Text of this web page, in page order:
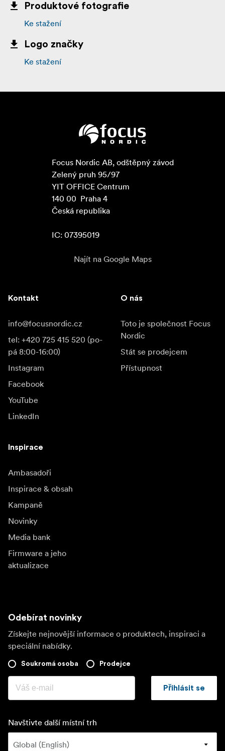
Produktové fotografie
Ke stažení
Logo značky
Ke stažení
Focus Nordic AB, odštěpný závod
Zelený pruh 95/97
YIT OFFICE Centrum
140 00  Praha 4
Česká republika
IC: 07395019
Najít na Google Maps
Kontakt
info@focusnordic.cz
tel: +420 725 415 520 (po-
pá 8:00-16:00)
Instagram
Facebook
YouTube
LinkedIn
O nás
Toto je společnost Focus
Nordic
Stát se prodejcem
Přístupnost
Inspirace
Ambasadoři
Inspirace & obsah
Kampaně
Novinky
Media bank
Firmware a jeho
aktualizace
Odebírat novinky
Získejte nejnovější informace o produktech, inspiraci a
speciální nabídky.
Soukromá osoba Prodejce
Přihlásit se
Navštivte další místní trh